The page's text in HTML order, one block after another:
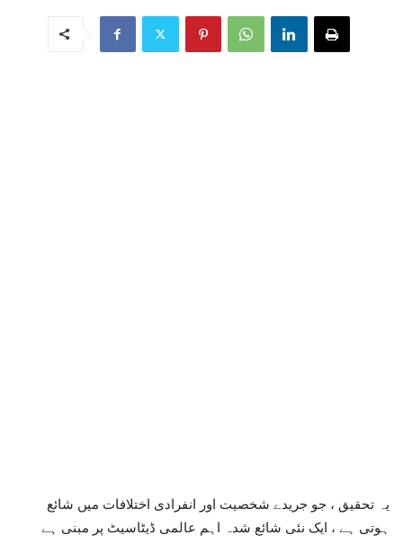
یہ تحقیق ، جو جریدے شخصیت اور انفرادی اختلافات میں شائع
ہوتی ہے ، ایک نئی شائع شدہ اہم عالمی ڈیٹاسیٹ پر مبنی ہے